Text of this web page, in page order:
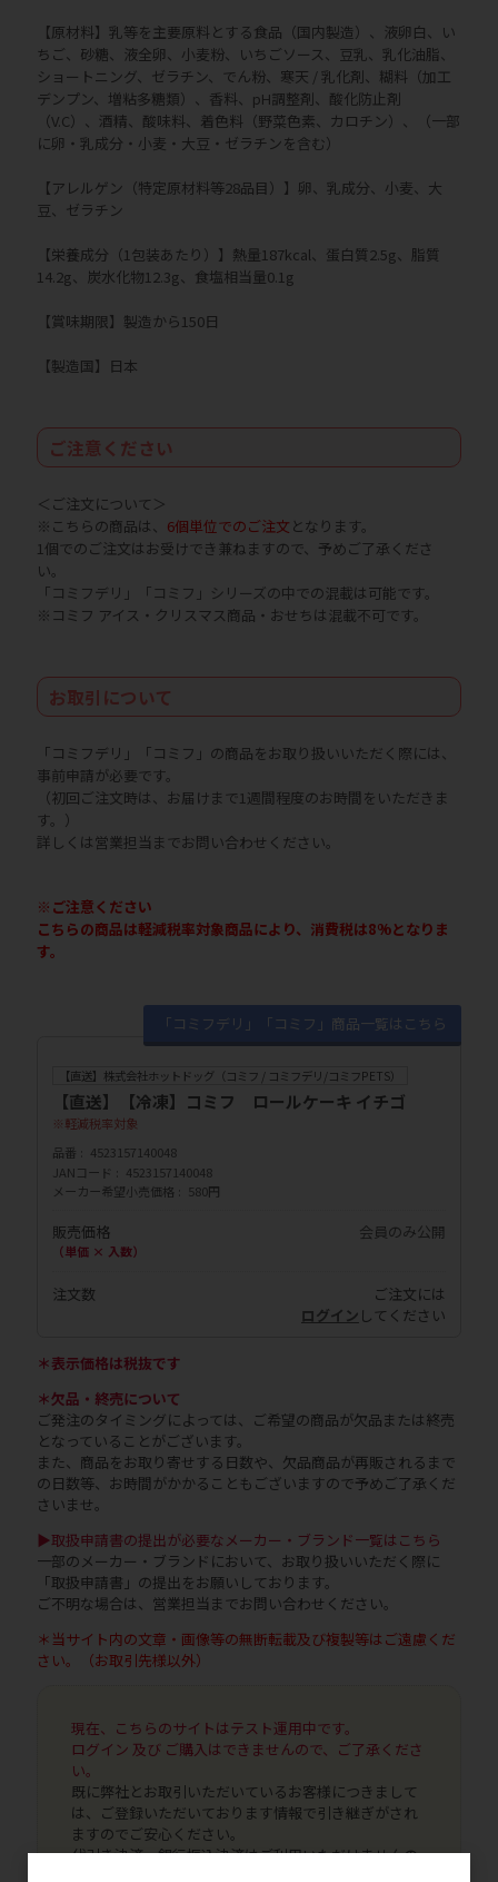
【原材料】乳等を主要原料とする食品（国内製造）、液卵白、い
ちご、砂糖、液全卵、小麦粉、いちごソース、豆乳、乳化油脂、
ショートニング、ゼラチン、でん粉、寒天 / 乳化剤、糊料（加工
デンプン、増粘多糖類）、香料、pH調整剤、酸化防止剤
（V.C）、酒精、酸味料、着色料（野菜色素、カロチン）、（一部
に卵・乳成分・小麦・大豆・ゼラチンを含む）
【アレルゲン（特定原材料等28品目）】卵、乳成分、小麦、大
豆、ゼラチン
【栄養成分（1包装あたり）】熱量187kcal、蛋白質2.5g、脂質
14.2g、炭水化物12.3g、食塩相当量0.1g
【賞味期限】製造から150日
【製造国】日本
ご注意ください
＜ご注文について＞
※こちらの商品は、 6個単位でのご注文 となります。
1個でのご注文はお受けでき兼ねますので、予めご了承くださ
い。
「コミフデリ」「コミフ」シリーズの中 での混載は可能です。
※コミフ アイス・クリスマス商品・おせちは混載不可です。
お取引について
「コミフデリ」「コミフ」の商品をお取り扱いいただく際には、
事前申請が必要です。
（初回ご注文時は、お届けまで1週間程度のお時間をいただきま
す。）
詳しくは営業担当までお問い合わせください。
※ご注意ください
こちらの商品は軽減税率対象商品により、消費税は8%となりま
す。
「コミフデリ」「コミフ」商品一覧はこちら
【直送】株式会社ホットドッグ（コミフ / コミフデリ/コミフPETS）
【直送】【冷凍】コミフ ロールケーキ イチゴ
軽減税率対象
品番
4523157140048
JANコード
4523157140048
メーカー希望小売価格
580円
販売価格
（単価 × 入数）
会員のみ公開
注文数
ご注文には
ログイン してください
＊表示価格は税抜です
＊欠品・終売について
ご発注のタイミングによっては、ご希望の商品が欠品または終売
となっていることがございます。
また、商品をお取り寄せする日数や、欠品商品が再販されるまで
の日数等、お時間がかかることもございますので予めご了承くだ
さいませ。
▶取扱申請書の提出が必要なメーカー・ブランド一覧はこちら
一部のメーカー・ブランドにおいて、お取り扱いいただく際に
「取扱申請書」の提出をお願いしております。
ご不明な場合は、営業担当までお問い合わせください。
＊当サイト内の文章・画像等の無断転載及び複製等はご遠慮くだ
さい。（お取引先様以外）
現在、こちらのサイトはテスト運用中です。
ログイン 及び ご購入はできませんので、ご了承くださ
い。
既に弊社とお取引いただいているお客様につきまして
は、ご登録いただいております情報で引き継ぎがされ
ますのでご安心ください。
代引き決済、銀行振込決済はご利用いただけませんの